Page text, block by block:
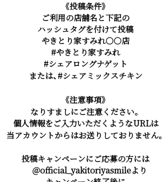
《投稿条件》
ご利用の店舗名と下記の
ハッシュタグを付けて投稿
やきとり家すみれ○○店
#やきとり家すみれ
#シェアロングナゲット
または、#シェアミックスチキン
《注意事項》
なりすましにご注意ください。
個人情報をご入力いただくようなURLは
当アカウントからはお送りしておりません。
投稿キャンペーンにご応募の方には
＠official_yakitoriyasmileより